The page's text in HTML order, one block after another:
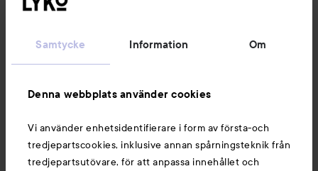
Samtycke Information Om
Denna webbplats använder cookies
Vi använder enhetsidentifierare i form av första-och
tredjepartscookies, inklusive annan spårningsteknik från
tredjepartsutövare, för att anpassa innehållet och
Du kanske också gillar